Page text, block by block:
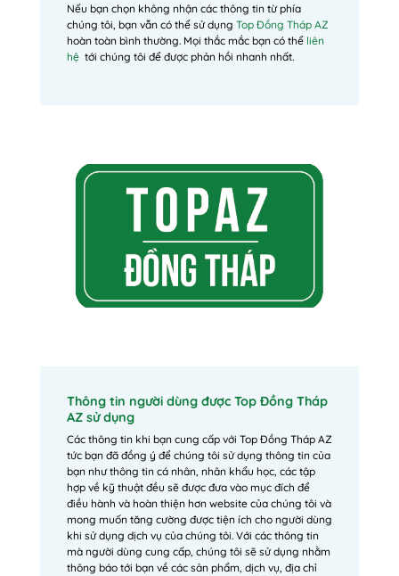
Nếu bạn chọn không nhận các thông tin từ phía
chúng tôi, bạn vẫn có thể sử dụng Top Đồng Tháp AZ
hoàn toàn bình thường. Mọi thắc mắc bạn có thể liên
hệ tới chúng tôi để được phản hồi nhanh nhất.
Thông tin người dùng được Top Đồng Tháp
AZ sử dụng
Các thông tin khi bạn cung cấp với Top Đồng Tháp AZ
tức bạn đã đồng ý để chúng tôi sử dụng thông tin của
bạn như thông tin cá nhân, nhân khẩu học, các tập
hợp về kỹ thuật đều sẽ được đưa vào mục đích để
điều hành và hoàn thiện hơn website của chúng tôi và
mong muốn tăng cường được tiện ích cho người dùng
khi sử dụng dịch vụ của chúng tôi. Với các thông tin
mà người dùng cung cấp, chúng tôi sẽ sử dụng nhằm
thông báo tới bạn về các sản phẩm, dịch vụ, địa chỉ